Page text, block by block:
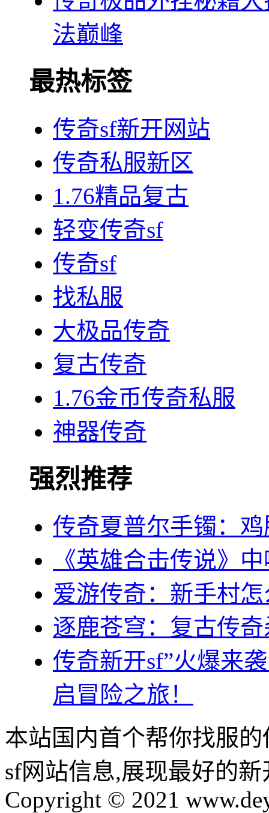
法巅峰
最热标签
传奇sf新开网站
传奇私服新区
1.76精品复古
轻变传奇sf
传奇sf
找私服
大极品传奇
复古传奇
1.76金币传奇私服
神器传奇
强烈推荐
传奇夏普尔手镯：
《英雄合击传说》
爱游传奇：新手村
逐鹿苍穹：复古传
传奇新开sf”火爆来
启冒险之旅！
本站国内首个帮你找服
sf网站信息,展现最好的
Copyright © 2021